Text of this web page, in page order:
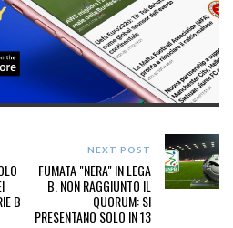
B
NEXT POST
FUMATA "NERA" IN LEGA
B. NON RAGGIUNTO IL
QUORUM: SI
PRESENTANO SOLO IN 13